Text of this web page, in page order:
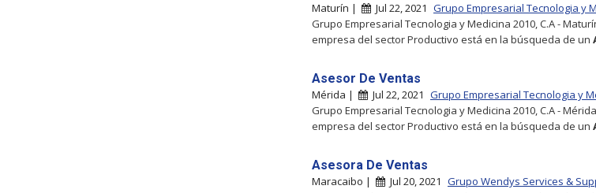
Maturín | Jul 22, 2021 Grupo Empresarial Tecnologia y
Grupo Empresarial Tecnologia y Medicina 2010, C.A -
empresa del sector Productivo está en la búsqueda de un
Asesor De Ventas
Mérida | Jul 22, 2021 Grupo Empresarial Tecnologia y
Grupo Empresarial Tecnologia y Medicina 2010, C.A -
empresa del sector Productivo está en la búsqueda de un
Asesora De Ventas
Maracaibo | Jul 20, 2021 Grupo Wendys Services &